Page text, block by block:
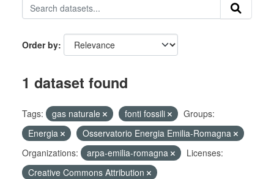
Order by
1 dataset found
Tags: gas naturale fonti fossili
Groups:
Energia
Osservatorio Energia Emilia-Romagna
Organizations:
arpa-emilia-romagna
Licenses:
Creative Commons Attribution